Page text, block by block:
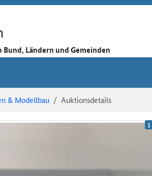
Bund, Ländern und Gemeinden
& Modellbau Auktionsdetails
1